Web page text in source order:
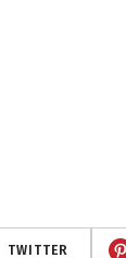
TWITTER